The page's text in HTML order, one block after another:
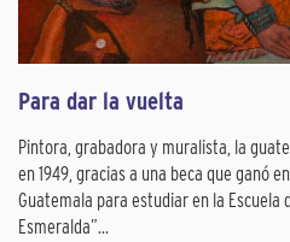
Para dar la vuelta
Pintora, grabadora y muralista, la
en 1949, gracias a una beca que ganó
Guatemala para estudiar en la Escuela
Esmeralda”...